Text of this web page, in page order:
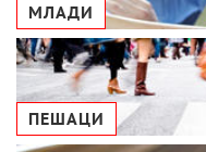
МЛАДИ
ПЕШАЦИ